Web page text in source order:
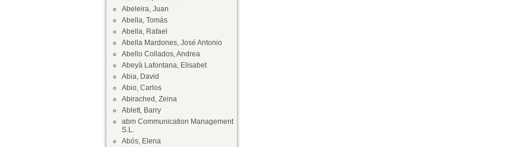
Abeleira, Juan
Abella, Tomás
Abella, Rafael
Abella Mardones, José Antonio
Abello Collados, Andrea
Abeyà Lafontana, Elisabet
Abia, David
Abio, Carlos
Abirached, Zeina
Ablett, Barry
abm Communication Management
S.L.
Abós, Elena